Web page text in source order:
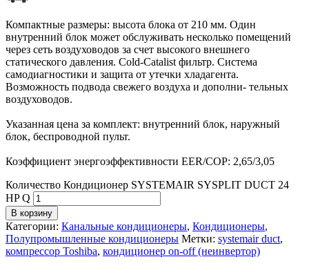
Компактные размеры: высота блока от 210 мм. Один
внутренний блок может обслуживать несколько помещений
через сеть воздуховодов за счет высокого внешнего
статического давления. Cold-Catalist фильтр. Система
самодиагностики и защита от утечки хладагента.
Возможность подвода свежего воздуха и дополни- тельных
воздуховодов.
Указанная цена за комплект: внутренний блок, наружный
блок, беспроводной пульт.
Коэффициент энергоэффективности EER/COP: 2,65/3,05
Количество Кондиционер SYSTEMAIR SYSPLIT DUCT 24
HP Q
В корзину
Категории: Канальные кондиционеры, Кондиционеры,
Полупромышленные кондиционеры Метки: systemair duct,
компрессор Toshiba, кондиционер on-off (неинвертор)